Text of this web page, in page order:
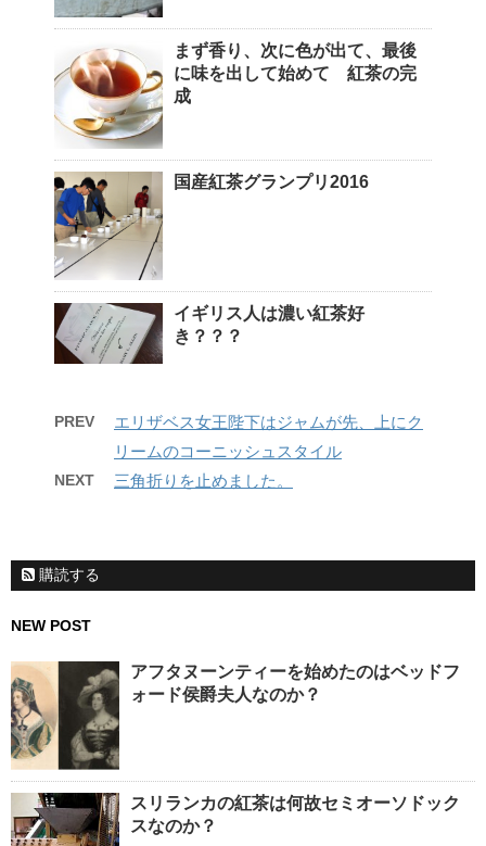
まず香り、次に色が出て、最後
に味を出して始めて 紅茶の完
成
国産紅茶グランプリ2016
イギリス人は濃い紅茶好
き？？？
PREV
エリザベス女王陛下はジャムが先、上にク
リームのコーニッシュスタイル
NEXT 三角折りを止めました。
購読する
NEW POST
アフタヌーンティーを始めたのはベッドフ
ォード侯爵夫人なのか？
スリランカの紅茶は何故セミオーソドック
スなのか？